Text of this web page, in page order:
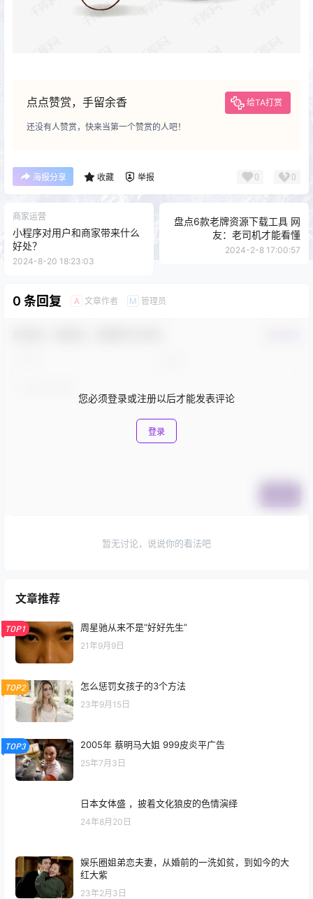
点点赞赏，手留余香 给TA打赏
还没有人赞赏，快来当第一个赞赏的人吧！
海报分享 收藏 举报 0 0
商家运营
小程序对用户和商家带来什么
好处？
2024-8-20 18:23:03
盘点6款老牌资源下载工具 网
友：老司机才能看懂
2024-2-8 17:00:57
0 条回复 A 文章作者 M 管理员
您必须登录或注册以后才能发表评论
登录
暂无讨论，说说你的看法吧
文章推荐
TOP1 周星驰从来不是“好好先生”
21年9月9日
TOP2 怎么惩罚女孩子的3个方法
23年9月15日
TOP3 2005年 蔡明马大姐 999皮炎平广告
25年7月3日
日本女体盛 ，披着文化狼皮的色情演绎
24年8月20日
娱乐圈姐弟恋夫妻，从婚前的一洗如贫，到如今的大
红大紫
23年2月3日